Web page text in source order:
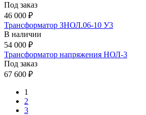
Под заказ
46 000 ₽
Трансформатор ЗНОЛ.06-10 У3
В наличии
54 000 ₽
Трансформатор напряжения НОЛ-3
Под заказ
67 600 ₽
1
2
3